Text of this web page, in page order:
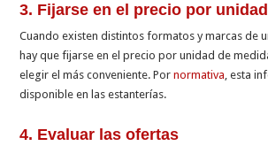
3. Fijarse en el precio por unidad
Cuando existen distintos formatos y marcas de
hay que fijarse en el precio por unidad de
elegir el más conveniente. Pornormativa, esta
disponible en las estanterías.
4. Evaluar las ofertas